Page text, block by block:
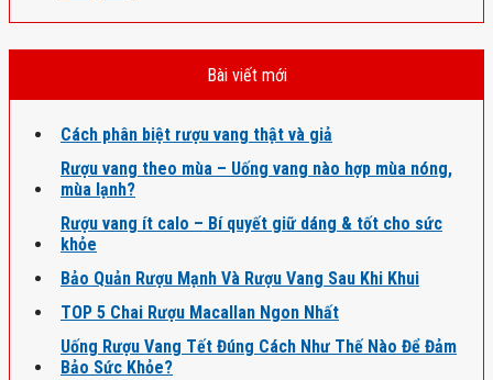
Bài viết mới
Cách phân biệt rượu vang thật và giả
Rượu vang theo mùa – Uống vang nào hợp mùa nóng,
mùa lạnh?
Rượu vang ít calo – Bí quyết giữ dáng & tốt cho sức
khỏe
Bảo Quản Rượu Mạnh Và Rượu Vang Sau Khi Khui
TOP 5 Chai Rượu Macallan Ngon Nhất
Uống Rượu Vang Tết Đúng Cách Như Thế Nào Để Đảm
Bảo Sức Khỏe?